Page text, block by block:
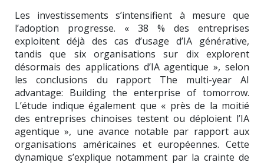
Les investissements s’intensifient à mesure que
l’adoption progresse. « 38 % des entreprises
exploitent déjà des cas d’usage d’IA générative,
tandis que six organisations sur dix explorent
désormais des applications d’IA agentique », selon
les conclusions du rapport The multi-year AI
advantage: Building the enterprise of tomorrow.
L’étude indique également que « près de la moitié
des entreprises chinoises testent ou déploient l’IA
agentique », une avance notable par rapport aux
organisations américaines et européennes. Cette
dynamique s’explique notamment par la crainte de